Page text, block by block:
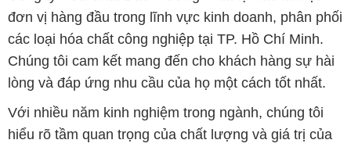
Với nhiều năm kinh nghiệm trong ngành, chúng tôi
hiểu rõ tầm quan trọng của chất lượng và giá trị của
sản phẩm. Chính vì vậy, chúng tôi luôn tìm kiếm và
cung cấp những sản phẩm hóa chất chất lượng cao
và giá thành hợp lý, đảm bảo mang lại lợi ích lớn
nhất cho khách hàng.